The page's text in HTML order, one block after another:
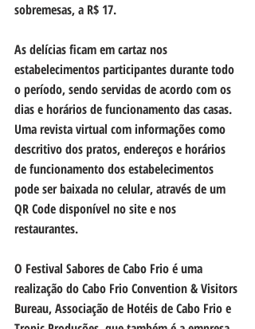
sobremesas, a R$ 17.
As delícias ficam em cartaz nos
estabelecimentos participantes durante todo
o período, sendo servidas de acordo com os
dias e horários de funcionamento das casas.
Uma revista virtual com informações como
descritivo dos pratos, endereços e horários
de funcionamento dos estabelecimentos
pode ser baixada no celular, através de um
QR Code disponível no site e nos
restaurantes.
O Festival Sabores de Cabo Frio é uma
realização do Cabo Frio Convention & Visitors
Bureau, Associação de Hotéis de Cabo Frio e